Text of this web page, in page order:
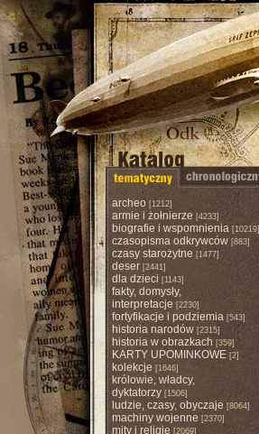
archeo [1212]
armie i żołnierze [4233]
biografie i wspomnienia[10219]
czasopisma odkrywców[883]
czasy starożytne [1477]
deser[2441]
dla dzieci [1143]
fakty, domysły,
interpretacje [2230]
fortyfikacje i podziemia[543]
historia narodów[2315]
historia w obrazkach [359]
KARTY UPOMINKOWE[2]
kolekcje [1646]
królowie, władcy,
dyktatorzy[1506]
ludzie, czasy, obyczaje [8064]
machiny wojenne [2370]
mity i religie [2069]